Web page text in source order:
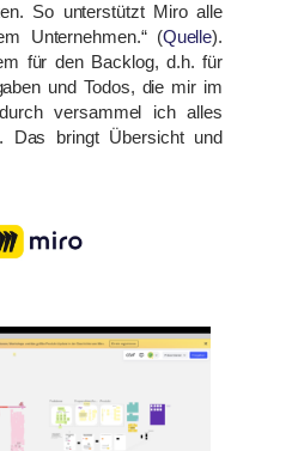
So unterstützt Miro alle
Unternehmen.“ (Quelle).
für den Backlog, d.h. für
und Todos, die mir im
versammel ich alles
Das bringt Übersicht und